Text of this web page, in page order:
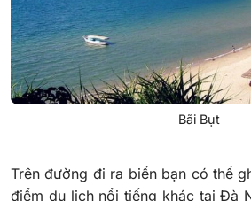
Bãi Bụt
Trên đường đi ra biển bạn có thể
điểm du lịch nổi tiếng khác tại Đà